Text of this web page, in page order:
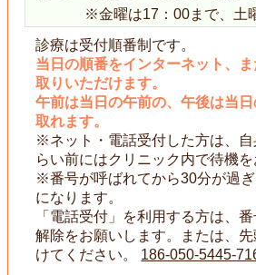
※金曜は17：00まで、土
診療は受付順番制です。
当日の順番をインターネット、
取りいただけます。
午前は当日の午前の、午後は当
取れます。
※ネット・電話受付した方は、自
らい前にはクリニック内で待機を
※番号が呼ばれてから30分が過
になります。
「電話受付」を利用する方は、
解除をお願いします。または、
けてください。 186-050-5445-